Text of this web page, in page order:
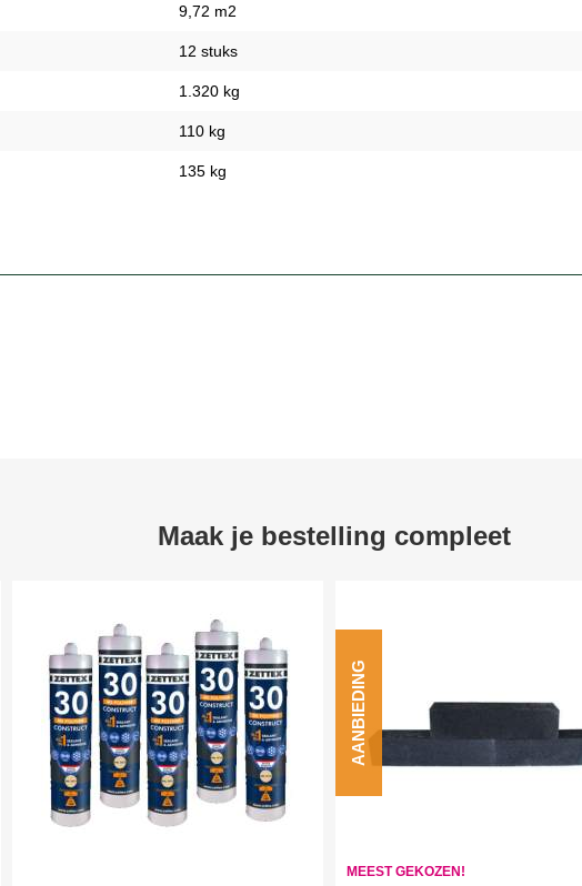
9,72 m2
12 stuks
1.320 kg
110 kg
135 kg
Maak je bestelling compleet
MEEST GEKOZEN!
AANBIEDING